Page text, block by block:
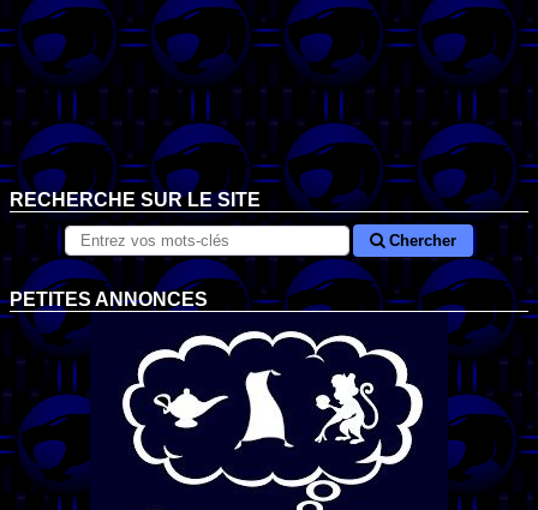
RECHERCHE SUR LE SITE
Chercher
PETITES ANNONCES